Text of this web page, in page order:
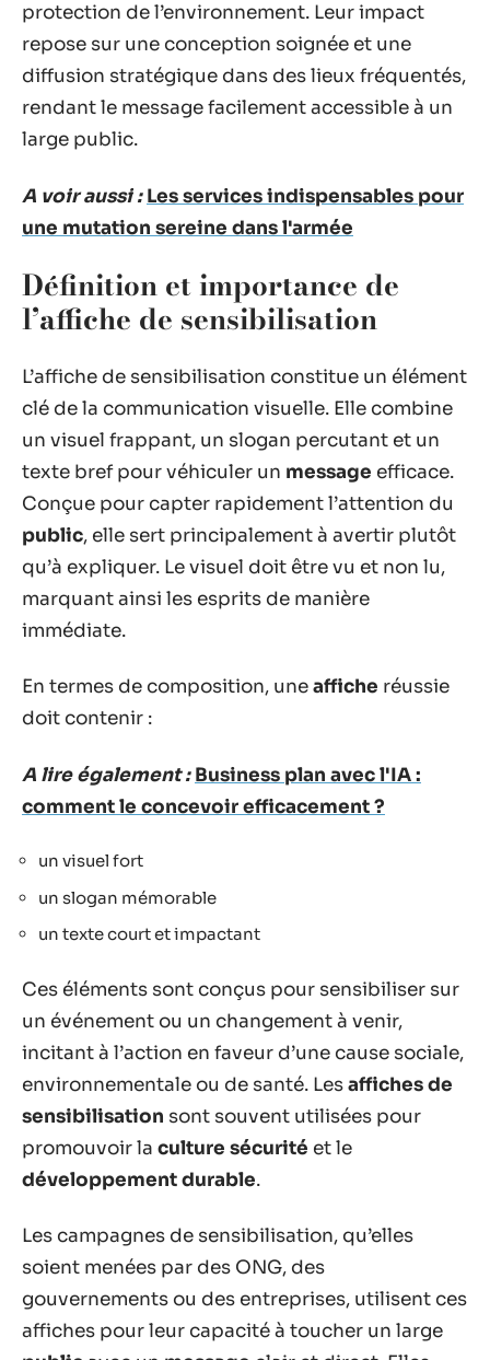
protection de l’environnement. Leur impact
repose sur une conception soignée et une
diffusion stratégique dans des lieux fréquentés,
rendant le message facilement accessible à un
large public.
A voir aussi : Les services indispensables pour
une mutation sereine dans l'armée
Définition et importance de
l’affiche de sensibilisation
L’affiche de sensibilisation constitue un élément
clé de la communication visuelle. Elle combine
un visuel frappant, un slogan percutant et un
texte bref pour véhiculer un message efficace.
Conçue pour capter rapidement l’attention du
public, elle sert principalement à avertir plutôt
qu’à expliquer. Le visuel doit être vu et non lu,
marquant ainsi les esprits de manière
immédiate.
En termes de composition, uneaffiche réussie
doit contenir :
A lire également : Business plan avec l'IA :
comment le concevoir efficacement ?
un visuel fort
un slogan mémorable
un texte court et impactant
Ces éléments sont conçus pour sensibiliser sur
un événement ou un changement à venir,
incitant à l’action en faveur d’une cause sociale,
environnementale ou de santé. Lesaffiches de
sensibilisation sont souvent utilisées pour
promouvoir la culture sécurité et le
développement durable.
Les campagnes de sensibilisation, qu’elles
soient menées par des ONG, des
gouvernements ou des entreprises, utilisent ces
affiches pour leur capacité à toucher un large